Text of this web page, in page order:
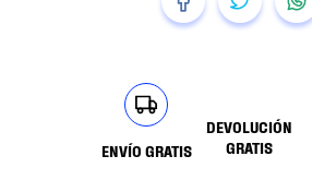
ENVÍO GRATIS
DEVOLUCIÓN
GRATIS